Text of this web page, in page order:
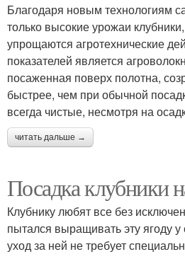
Благодаря новым технологиям
только высокие урожаи
упрощаются агротехнические
показателей является
посаженная поверх полотна,
быстрее, чем при обычной
всегда чистые, несмотря на
читать дальше →
Посадка клубники
Клубнику любят все без
пытался выращивать эту ягоду у
уход за ней не требует